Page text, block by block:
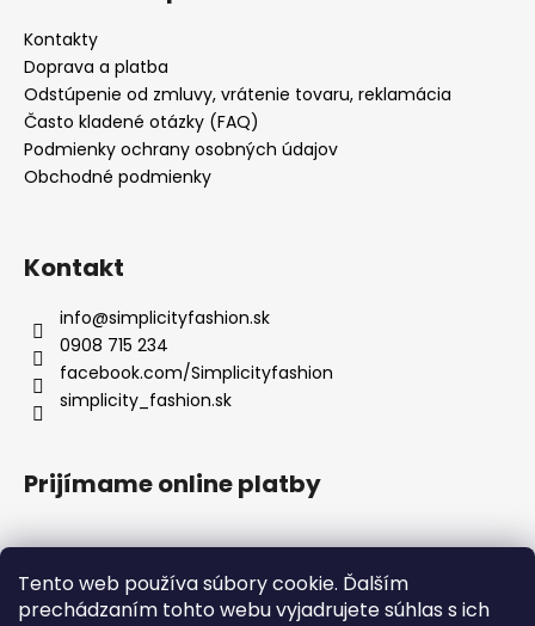
Tento web používa súbory cookie. Ďalším
prechádzaním tohto webu vyjadrujete súhlas s ich
Kontakty
Doprava a platba
Odstúpenie od zmluvy, vrátenie tovaru, reklamácia
Často kladené otázky (FAQ)
Podmienky ochrany osobných údajov
Obchodné podmienky
Kontakt
info@simplicityfashion.sk
0908 715 234
facebook.com/Simplicityfashion
simplicity_fashion.sk
Prijímame online platby